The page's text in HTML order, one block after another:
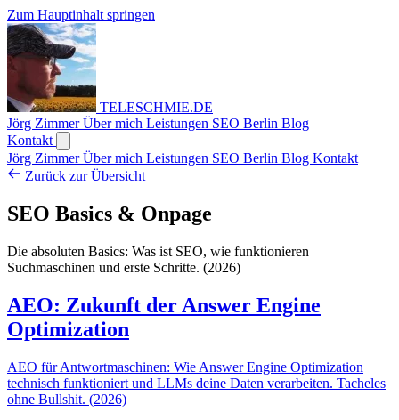
Zum Hauptinhalt springen
TELESCHMIE.DE
Jörg ZimmerÜber mich Leistungen SEO Berlin Blog
Kontakt
Jörg ZimmerÜber mich Leistungen SEO Berlin Blog Kontakt
Zurück zur Übersicht
SEO Basics & Onpage
Die absoluten Basics: Was ist SEO, wie funktionieren
Suchmaschinen und erste Schritte. (2026)
AEO: Zukunft der Answer Engine
Optimization
AEO für Antwortmaschinen: Wie Answer Engine Optimization
technisch funktioniert und LLMs deine Daten verarbeiten. Tacheles
ohne Bullshit. (2026)